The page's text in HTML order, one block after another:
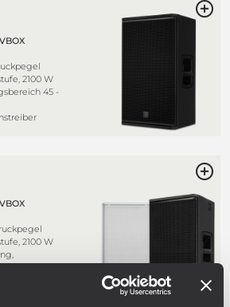
2100 W
45 -
2100 W